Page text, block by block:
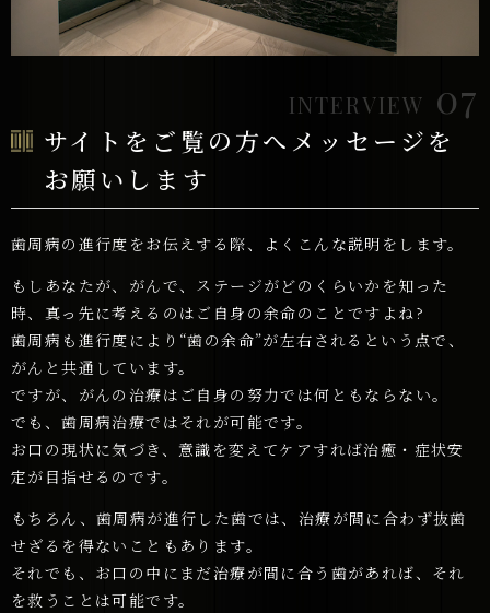
サイトをご覧の方へメッセージを
お願いします
INTERVIEW 07
歯周病の進行度をお伝えする際、よくこんな説明をします。
もしあなたが、がんで、ステージがどのくらいかを知った
時、真っ先に考えるのはご自身の余命のことですよね?
歯周病も進行度により“歯の余命”が左右されるという点で、
がんと共通しています。
ですが、がんの治療はご自身の努力では何ともならない。
でも、歯周病治療ではそれが可能です。
お口の現状に気づき、意識を変えてケアすれば治癒・症状安
定が目指せるのです。
もちろん、歯周病が進行した歯では、治療が間に合わず抜歯
せざるを得ないこともあります。
それでも、お口の中にまだ治療が間に合う歯があれば、それ
を救うことは可能です。